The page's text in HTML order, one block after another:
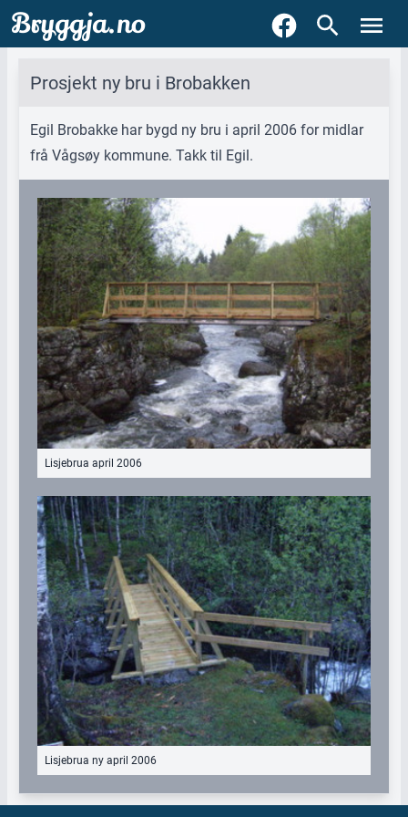
Bryggja.no
Prosjekt ny bru i Brobakken
Egil Brobakke har bygd ny bru i april 2006 for midlar
frå Vågsøy kommune. Takk til Egil.
Lisjebrua april 2006
Lisjebrua ny april 2006